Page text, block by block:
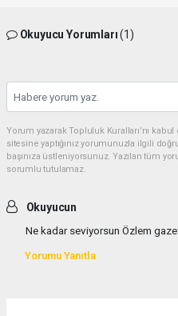
Okuyucu Yorumları(1)
Yorum yazarak Topluluk Kuralları’nı
sitesine yaptığınız yorumunuzla ilgili
başınıza üstleniyorsunuz. Yazılan tüm
sorumlu tutulamaz.
Okuyucun
Ne kadar seviyorsun Özlem
Yorumu Yanıtla